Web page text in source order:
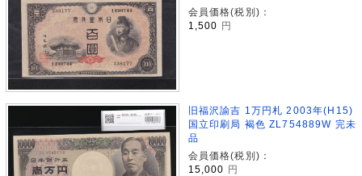
会員価格(税別)：
1,500 円
旧福沢諭吉 1万円札 2003年(H15)
国立印刷局 褐色 ZL754889W 完未
品
会員価格(税別)：
15,000
円